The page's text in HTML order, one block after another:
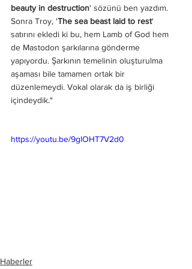
beauty in destruction' sözünü ben yazdım.
Sonra Troy, 'The sea beast laid to rest'
satırını ekledi ki bu, hem Lamb of God hem
de Mastodon şarkılarına gönderme
yapıyordu. Şarkının temelinin oluşturulma
aşaması bile tamamen ortak bir
düzenlemeydi. Vokal olarak da iş birliği
içindeydik."
https://youtu.be/9glOHT7V2d0
Haberler